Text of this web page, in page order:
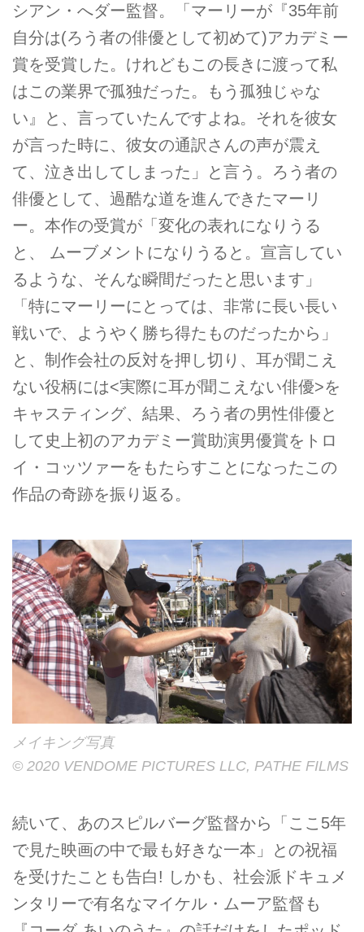
シアン・へダー監督。「マーリーが『35年前
自分は(ろう者の俳優として初めて)アカデミー
賞を受賞した。けれどもこの長きに渡って私
はこの業界で孤独だった。もう孤独じゃな
い』と、言っていたんですよね。それを彼女
が言った時に、彼女の通訳さんの声が震え
て、泣き出してしまった」と言う。ろう者の
俳優として、過酷な道を進んできたマーリ
ー。本作の受賞が「変化の表れになりうる
と、 ムーブメントになりうると。宣言してい
るような、そんな瞬間だったと思います」
「特にマーリーにとっては、非常に長い長い
戦いで、ようやく勝ち得たものだったから」
と、制作会社の反対を押し切り、耳が聞こえ
ない役柄には<実際に耳が聞こえない俳優>を
キャスティング、結果、ろう者の男性俳優と
して史上初のアカデミー賞助演男優賞をトロ
イ・コッツァーをもたらすことになったこの
作品の奇跡を振り返る。
メイキング写真
© 2020 VENDOME PICTURES LLC, PATHE FILMS
続いて、あのスピルバーグ監督から「ここ5年
で見た映画の中で最も好きな一本」との祝福
を受けたことも告白! しかも、社会派ドキュメ
ンタリーで有名なマイケル・ムーア監督も